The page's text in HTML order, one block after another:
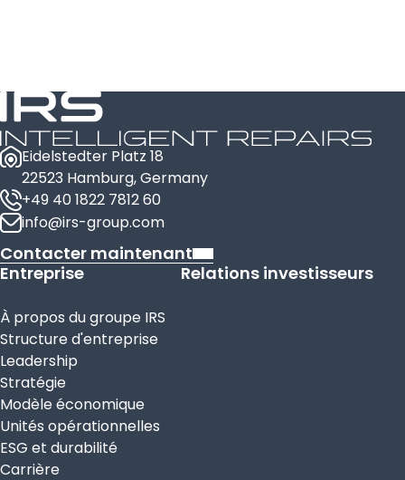
Eidelstedter Platz 18
22523 Hamburg, Germany
+49 40 1822 7812 60
info@irs-group.com
Contacter maintenant
Entreprise
À propos du groupe IRS
Structure d'entreprise
Leadership
Stratégie
Modèle économique
Unités opérationnelles
ESG et durabilité
Carrière
Relations investisseurs